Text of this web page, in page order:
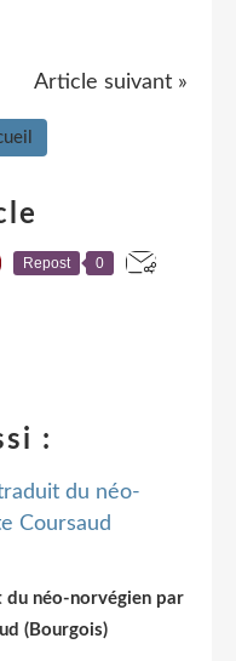
Article suivant »
Repost 0
:
du néo-norvégien par
(Bourgois)